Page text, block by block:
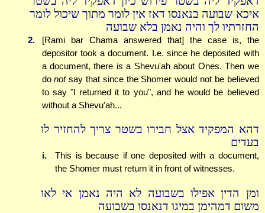
איכא שבועה בנאנסו דאז אין לומר מתוך שיכול לומר
החזרתיו לך והיה נאמן בלא שבועה
2.
[Rami bar Chama answered that] the case is, the
depositor took a document. I.e. since he deposited with
a document, there is a Shevu'ah about Ones. Then we
donotsay that since the Shomer would not be believed
to say "I returned it to you", and he would be believed
without a Shevu'ah...
דהא המפקיד אצל חבירו בשטר צריך להחזיר לו
בעדים
i.
This is because if one deposited with a document,
the Shomer must return it in front of witnesses.
ומן הדין אפילו בשבועה לא היה נאמן אי לאו
משום דמהימן במיגו דנאנסו בשבועה